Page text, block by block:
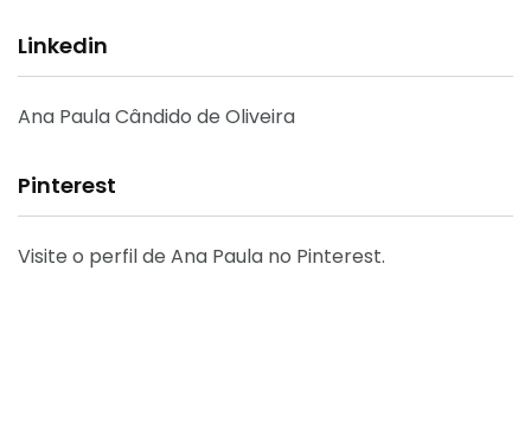
Linkedin
Ana Paula Cândido de Oliveira
Pinterest
Visite o perfil de Ana Paula no Pinterest.